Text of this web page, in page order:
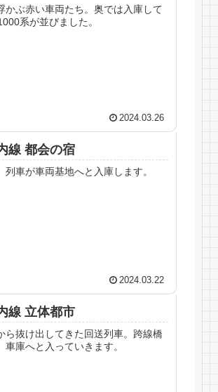
かぶ赤い車両たち。奥では入庫して
系が並びました。
2024.03.26
線 都会の宿
車が車両基地へと入庫します。
2024.03.22
線 立体都市
ら抜け出してきた回送列車。跨線橋
庫へと入っていきます。